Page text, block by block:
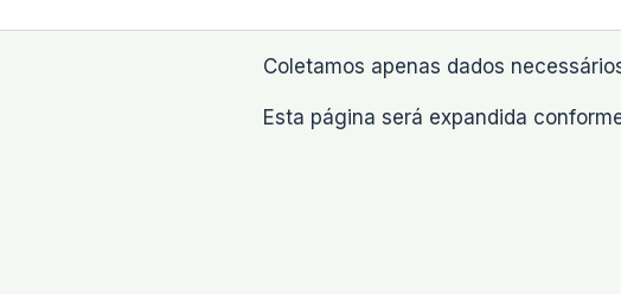
Coletamos apenas dados
Esta página será expandida